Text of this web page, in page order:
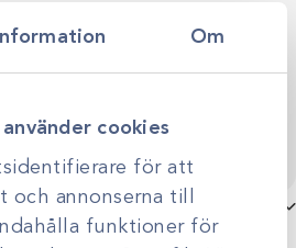
Om
cookies
för att
och annonserna till
funktioner för
anpassade efter just er